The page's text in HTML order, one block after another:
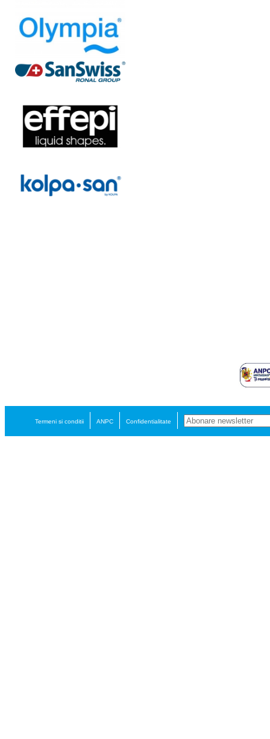
Termeni si conditii ANPC Confidentialitate